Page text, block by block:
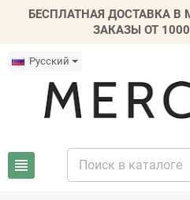
БЕСПЛАТНАЯ ДОСТАВКА В
ЗАКАЗЫ ОТ
Русский
view_headline